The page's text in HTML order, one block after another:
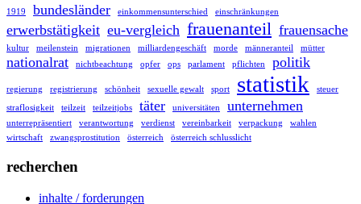
1919 bundesländer einkommensunterschied einschränkungen
erwerbstätigkeit eu-vergleich frauenanteil frauensache
kultur meilenstein migrationen milliardengeschäft morde männeranteil mütter
nationalrat nichtbeachtung opfer ops parlament pflichten politik
regierung registrierung schönheit sexuelle gewalt sport statistik steuer
straflosigkeit teilzeit teilzeitjobs täter universitäten unternehmen
unterrepräsentiert verantwortung verdienst vereinbarkeit verpackung
wahlen
wirtschaft
zwangsprostitution österreich österreich schlusslicht
recherchen
inhalte / forderungen